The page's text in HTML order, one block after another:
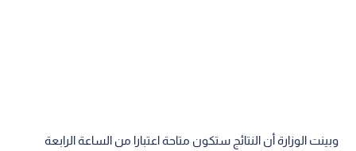
وبينت الوزارة أن النتائج ستكون متاحة اعتبارا من الساعة الرابعة